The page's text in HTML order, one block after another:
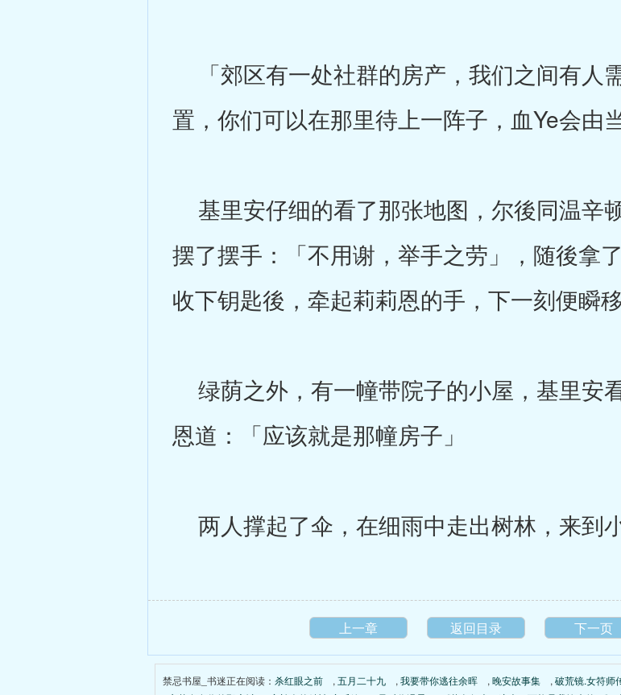
「郊区有一处社群的房产，我们之间有人
置，你们可以在那里待上一阵子，血Ye会由
基里安仔细的看了那张地图，尔後同温辛
摆了摆手：「不用谢，举手之劳」，随後拿
收下钥匙後，牵起莉莉恩的手，下一刻便瞬
绿荫之外，有一幢带院子的小屋，基里安
恩道：「应该就是那幢房子」
两人撑起了伞，在细雨中走出树林，来到
上一章 返回目录 下一页
禁忌书屋_书迷正在阅读： 杀红眼之前 , 五月二十九 , 我要带你逃往余晖 , 晚安故事集 , 破荒镜.女符师